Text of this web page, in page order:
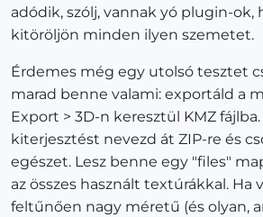
adódik, szólj, vannak yó plugin-ok,
kitöröljön minden ilyen szemetet.
Érdemes még egy utolsó tesztet
marad benne valami: exportáld a
Export > 3D-n keresztül KMZ
kiterjesztést nevezd át ZIP-re és
egészet. Lesz benne egy "files"
az összes használt textúrákkal. Ha
feltűnően nagy méretű (és olyan,